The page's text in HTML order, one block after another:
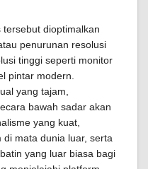
dioptimalkan
penurunan resolusi
tinggi seperti monitor
pintar modern.
yang tajam,
bawah sadar akan
yang kuat,
mata dunia luar, serta
yang luar biasa bagi